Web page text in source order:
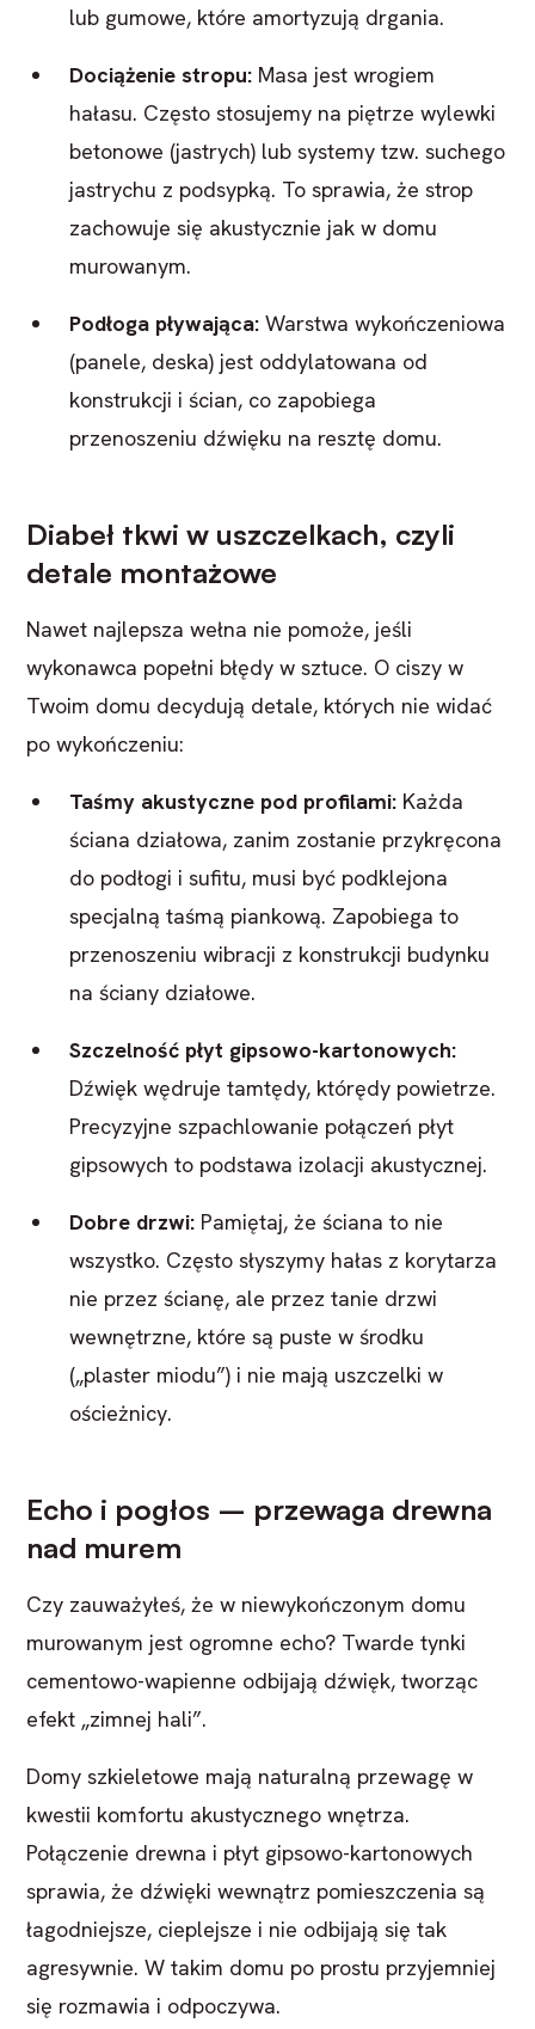
lub gumowe, które amortyzują drgania.
Dociążenie stropu: Masa jest wrogiem
hałasu. Często stosujemy na piętrze wylewki
betonowe (jastrych) lub systemy tzw. suchego
jastrychu z podsypką. To sprawia, że strop
zachowuje się akustycznie jak w domu
murowanym.
Podłoga pływająca: Warstwa wykończeniowa
(panele, deska) jest oddylatowana od
konstrukcji i ścian, co zapobiega
przenoszeniu dźwięku na resztę domu.
Diabeł tkwi w uszczelkach, czyli
detale montażowe
Nawet najlepsza wełna nie pomoże, jeśli
wykonawca popełni błędy w sztuce. O ciszy w
Twoim domu decydują detale, których nie widać
po wykończeniu:
Taśmy akustyczne pod profilami: Każda
ściana działowa, zanim zostanie przykręcona
do podłogi i sufitu, musi być podklejona
specjalną taśmą piankową. Zapobiega to
przenoszeniu wibracji z konstrukcji budynku
na ściany działowe.
Szczelność płyt gipsowo-kartonowych:
Dźwięk wędruje tamtędy, którędy powietrze.
Precyzyjne szpachlowanie połączeń płyt
gipsowych to podstawa izolacji akustycznej.
Dobre drzwi: Pamiętaj, że ściana to nie
wszystko. Często słyszymy hałas z korytarza
nie przez ścianę, ale przez tanie drzwi
wewnętrzne, które są puste w środku
(„plaster miodu”) i nie mają uszczelki w
ościeżnicy.
Echo i pogłos – przewaga drewna
nad murem
Czy zauważyłeś, że w niewykończonym domu
murowanym jest ogromne echo? Twarde tynki
cementowo-wapienne odbijają dźwięk, tworząc
efekt „zimnej hali”.
Domy szkieletowe mają naturalną przewagę w
kwestii komfortu akustycznego wnętrza.
Połączenie drewna i płyt gipsowo-kartonowych
sprawia, że dźwięki wewnątrz pomieszczenia są
łagodniejsze, cieplejsze i nie odbijają się tak
agresywnie. W takim domu po prostu przyjemniej
się rozmawia i odpoczywa.